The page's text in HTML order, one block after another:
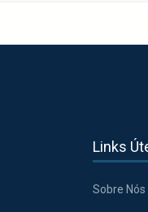
Links
Sobre Nós